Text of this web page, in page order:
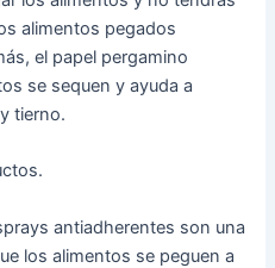
alimentos pegados
el papel pergamino
se sequen y ayuda a
tierno.
antiadherentes son una
los alimentos se peguen a